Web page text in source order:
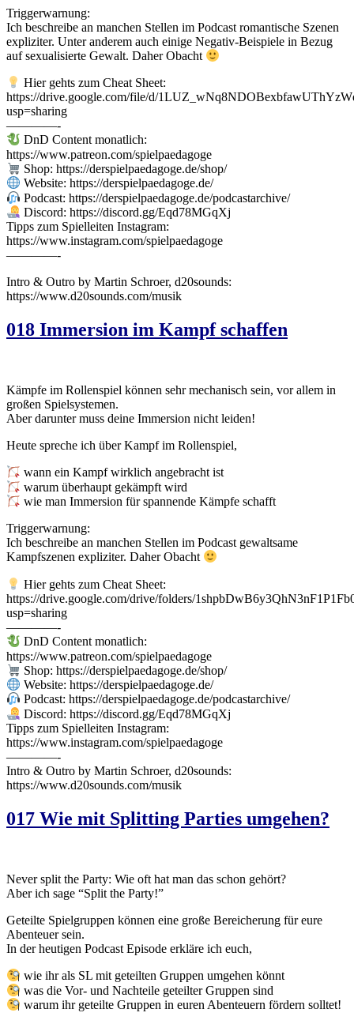
Triggerwarnung:
Ich beschreibe an manchen Stellen im Podcast romantische Szenen
expliziter. Unter anderem auch einige Negativ-Beispiele in Bezug
auf sexualisierte Gewalt. Daher Obacht
Hier gehts zum Cheat Sheet:
https://drive.google.com/file/d/
usp=sharing
————-
DnD Content monatlich:
https://www.patreon.com/spielpaedagoge
Shop: https://derspielpaedagoge.de/shop/
Website: https://derspielpaedagoge.de/
Podcast: https://derspielpaedagoge.de/podcastarchive/
Discord: https://discord.gg/Eqd78MGqXj
Tipps zum Spielleiten Instagram:
https://www.instagram.com/spielpaedagoge
————-
Intro & Outro by Martin Schroer, d20sounds:
https://www.d20sounds.com/musik
018 Immersion im Kampf schaffen
Kämpfe im Rollenspiel können sehr mechanisch sein, vor allem in
großen Spielsystemen.
Aber darunter muss deine Immersion nicht leiden!
Heute spreche ich über Kampf im Rollenspiel,
wann ein Kampf wirklich angebracht ist
warum überhaupt gekämpft wird
wie man Immersion für spannende Kämpfe schafft
Triggerwarnung:
Ich beschreibe an manchen Stellen im Podcast gewaltsame
Kampfszenen expliziter. Daher Obacht
Hier gehts zum Cheat Sheet:
https://drive.google.com/drive/folders/
usp=sharing
————-
DnD Content monatlich:
https://www.patreon.com/spielpaedagoge
Shop: https://derspielpaedagoge.de/shop/
Website: https://derspielpaedagoge.de/
Podcast: https://derspielpaedagoge.de/podcastarchive/
Discord: https://discord.gg/Eqd78MGqXj
Tipps zum Spielleiten Instagram:
https://www.instagram.com/spielpaedagoge
————-
Intro & Outro by Martin Schroer, d20sounds:
https://www.d20sounds.com/musik
017 Wie mit Splitting Parties umgehen?
Never split the Party: Wie oft hat man das schon gehört?
Aber ich sage “Split the Party!”
Geteilte Spielgruppen können eine große Bereicherung für eure
Abenteuer sein.
In der heutigen Podcast Episode erkläre ich euch,
wie ihr als SL mit geteilten Gruppen umgehen könnt
was die Vor- und Nachteile geteilter Gruppen sind
warum ihr geteilte Gruppen in euren Abenteuern fördern solltet!